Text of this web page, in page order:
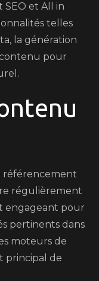
SEO et All in
telles
la génération
contenu pour
référencement
régulièrement
engageant pour
pertinents dans
moteurs de
principal de